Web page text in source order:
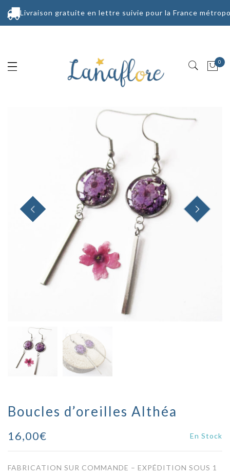
Livraison gratuite en lettre suivie pour la France
0
PREVIOUS NEXT
Boucles d’oreilles Althéa
16,00€ En Stock
FABRICATION SUR COMMANDE – EXPÉDITION SOUS 1